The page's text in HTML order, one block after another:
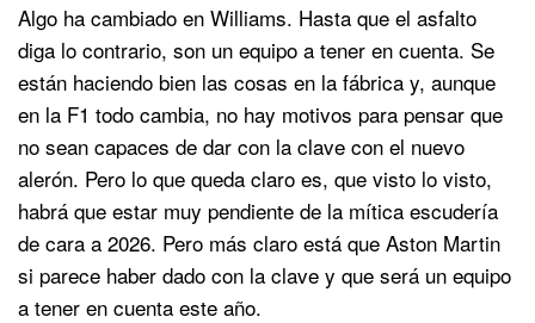
Algo ha cambiado en Williams. Hasta que el asfalto
diga lo contrario, son un equipo a tener en cuenta. Se
están haciendo bien las cosas en la fábrica y, aunque
en la F1 todo cambia, no hay motivos para pensar que
no sean capaces de dar con la clave con el nuevo
alerón. Pero lo que queda claro es, que visto lo visto,
habrá que estar muy pendiente de la mítica escudería
de cara a 2026. Pero más claro está que Aston Martin
si parece haber dado con la clave y que será un equipo
a tener en cuenta este año.